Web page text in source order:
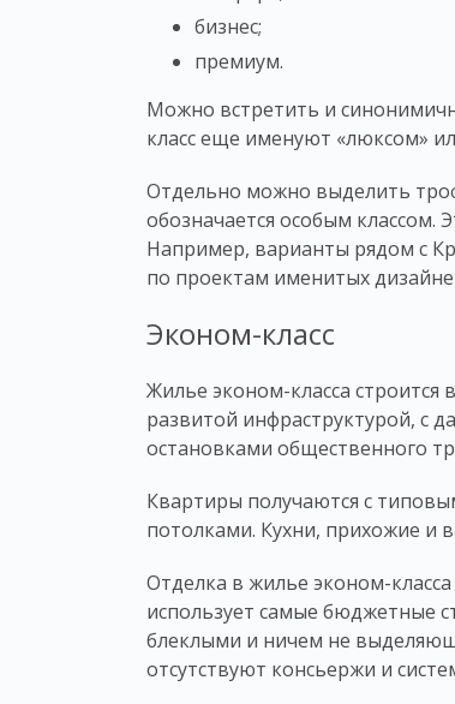
бизнес;
премиум.
Можно встретить и
классеще именуют «люксом»
Отдельно можно выделить
обозначается особым классом.
Например, варианты рядом с
по проектам именитых
Эконом-класс
Жилье эконом-класса строится
развитой инфраструктурой, с
остановками общественного
Квартиры получаются с
потолками. Кухни, прихожие и
Отделка в жилье эконом-класса
использует самые бюджетные
блеклыми и ничем не
отсутствуют консьержи и